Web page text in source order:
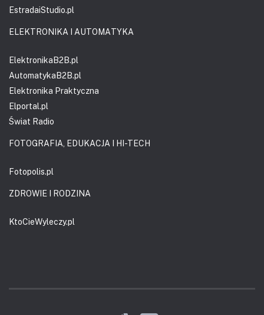
EstradaiStudio.pl
ELEKTRONIKA I AUTOMATYKA
ElektronikaB2B.pl
AutomatykaB2B.pl
Elektronika Praktyczna
Elportal.pl
Świat Radio
FOTOGRAFIA, EDUKACJA I HI-TECH
Fotopolis.pl
ZDROWIE I RODZINA
KtoCieWyleczy.pl